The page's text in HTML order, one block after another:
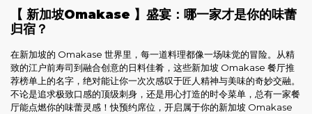
【 新加坡Omakase 】盛宴：哪一家才是你的味蕾
归宿？
在新加坡的 Omakase 世界里，每一道料理都像一场味觉的冒险。从精
致的江户前寿司到融合创意的日料佳肴，这些新加坡 Omakase 餐厅推
荐榜单上的名字，绝对能让你一次次感叹于匠人精神与美味的奇妙交融。
不论是追求极致口感的顶级刺身，还是用心打造的时令菜单，总有一家餐
厅能点燃你的味蕾灵感！快预约席位，开启属于你的新加坡 Omakase